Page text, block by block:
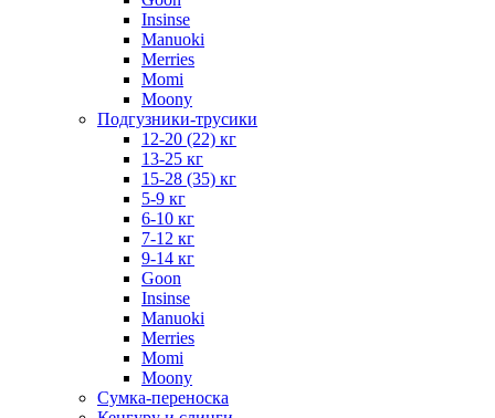
Insinse
Manuoki
Merries
Momi
Moony
Подгузники-трусики
12-20 (22) кг
13-25 кг
15-28 (35) кг
5-9 кг
6-10 кг
7-12 кг
9-14 кг
Goon
Insinse
Manuoki
Merries
Momi
Moony
Сумка-переноска